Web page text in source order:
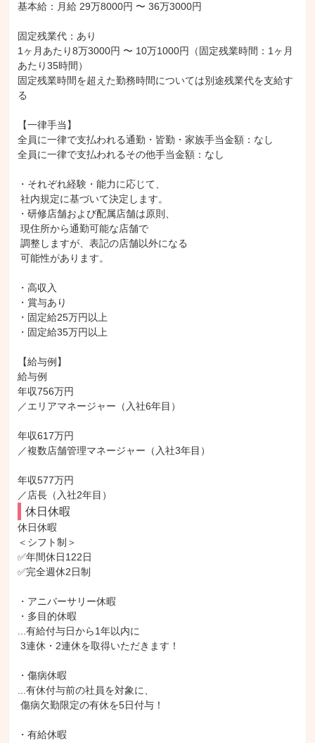
基本給：月給 29万8000円 〜 36万3000円
固定残業代：あり
1ヶ月あたり8万3000円 〜 10万1000円（固定残業時間：1ヶ月
あたり35時間）
固定残業時間を超えた勤務時間については別途残業代を支給す
る
【一律手当】
全員に一律で支払われる通勤・皆勤・家族手当金額：なし
全員に一律で支払われるその他手当金額：なし
・それぞれ経験・能力に応じて、
・研修店舗および配属店舗は原則、
・高収入
・賞与あり
・固定給25万円以上
・固定給35万円以上
【給与例】
給与例
年収756万円
／エリアマネージャー（入社6年目）
年収617万円
／複数店舗管理マネージャー（入社3年目）
年収577万円
／店長（入社2年目）
休日休暇
休日休暇
＜シフト制＞
✅年間休日122日
✅完全週休2日制
・アニバーサリー休暇
・多目的休暇
...有給付与日から1年以内に
・傷病休暇
...有休付与前の社員を対象に、
・有給休暇